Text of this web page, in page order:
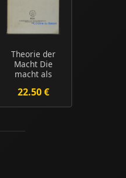
Theorie der
Macht Die
macht als
grundtatsache
22.50 €